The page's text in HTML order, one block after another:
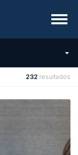
Menu
232 resultados